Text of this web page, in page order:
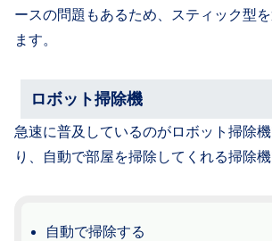
ースの問題もあるため、スティック型
ます。
ロボット掃除機
急速に普及しているのがロボット掃除
り、自動で部屋を掃除してくれる掃除機
自動で掃除する